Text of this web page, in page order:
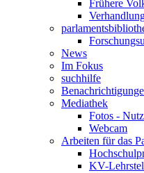
Frühere
News
Im Fokus
suchhilfe
Mediathek
Fotos -
Webcam
Arbeiten für das
KV-